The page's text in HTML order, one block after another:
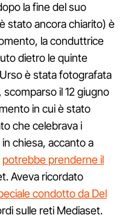
la fine del suo
stato ancora chiarito) è
la conduttrice
dietro le quinte
è stata fotografata
, scomparso il 12 giugno
in cui è stato
che celebrava i
chiesa, accanto a
potrebbe prenderne il
Aveva ricordato
condotto da Del
sulle reti Mediaset.